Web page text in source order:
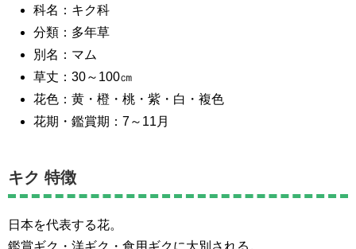
科名：キク科
分類：多年草
別名：マム
草丈：30～100㎝
花色：黄・橙・桃・紫・白・複色
花期・鑑賞期：7～11月
キク 特徴
日本を代表する花。
鑑賞ギク・洋ギク・食用ギクに大別される。